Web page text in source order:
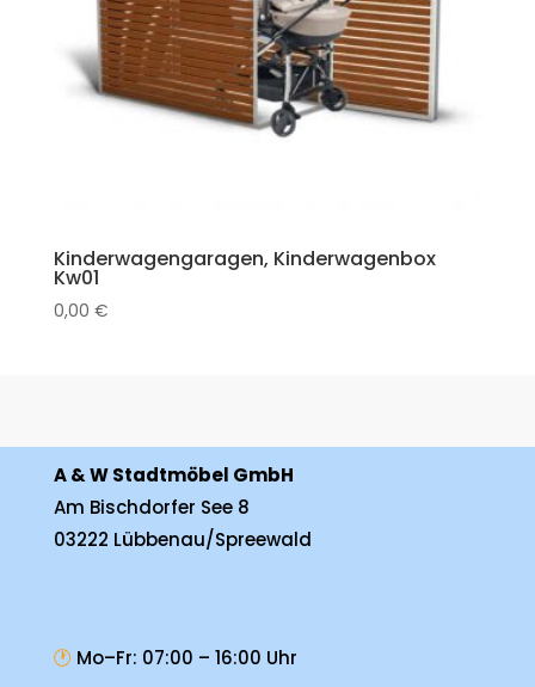
Kinderwagengaragen, Kinderwagenbox
Kw01
0,00 €
A & W Stadtmöbel GmbH
Am Bischdorfer See 8
03222 Lübbenau/Spreewald
🕐 Mo–Fr: 07:00 – 16:00 Uhr